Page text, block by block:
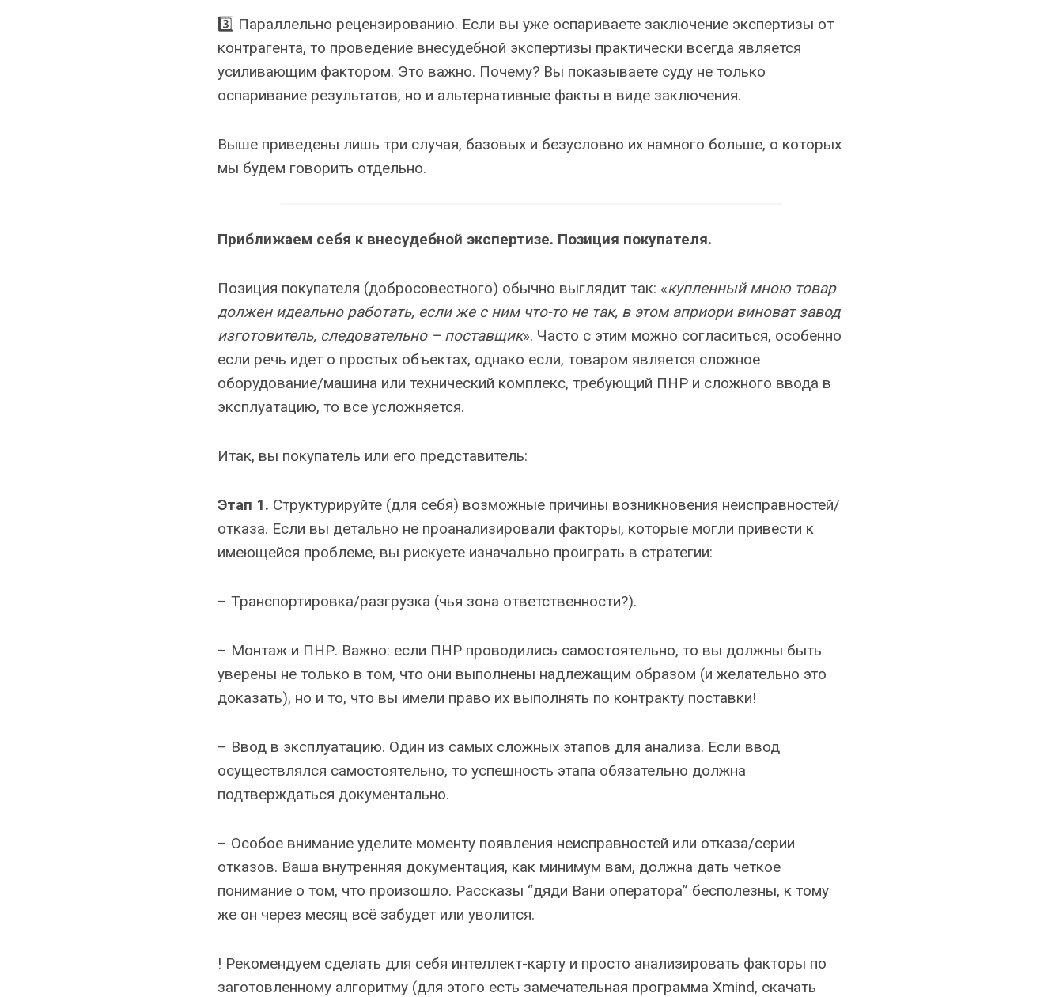
3️⃣ Параллельно рецензированию. Если вы уже оспариваете заключение экспертизы от
контрагента, то проведение внесудебной экспертизы практически всегда является
усиливающим фактором. Это важно. Почему? Вы показываете суду не только
оспаривание результатов, но и альтернативные факты в виде заключения.
Выше приведены лишь три случая, базовых и безусловно их намного больше, о которых
мы будем говорить отдельно.
Приближаем себя к внесудебной экспертизе. Позиция покупателя.
Позиция покупателя (добросовестного) обычно выглядит так: «купленный мною товар
должен идеально работать, если же с ним что-то не так, в этом априори виноват завод
изготовитель, следовательно – поставщик». Часто с этим можно согласиться, особенно
если речь идет о простых объектах, однако если, товаром является сложное
оборудование/машина или технический комплекс, требующий ПНР и сложного ввода в
эксплуатацию, то все усложняется.
Итак, вы покупатель или его представитель:
Этап 1. Структурируйте (для себя) возможные причины возникновения неисправностей/
отказа. Если вы детально не проанализировали факторы, которые могли привести к
имеющейся проблеме, вы рискуете изначально проиграть в стратегии:
– Транспортировка/разгрузка (чья зона ответственности?).
– Монтаж и ПНР. Важно: если ПНР проводились самостоятельно, то вы должны быть
уверены не только в том, что они выполнены надлежащим образом (и желательно это
доказать), но и то, что вы имели право их выполнять по контракту поставки!
– Ввод в эксплуатацию. Один из самых сложных этапов для анализа. Если ввод
осуществлялся самостоятельно, то успешность этапа обязательно должна
подтверждаться документально.
– Особое внимание уделите моменту появления неисправностей или отказа/серии
отказов. Ваша внутренняя документация, как минимум вам, должна дать четкое
понимание о том, что произошло. Рассказы “дяди Вани оператора” бесполезны, к тому
же он через месяц всё забудет или уволится.
! Рекомендуем сделать для себя интеллект-карту и просто анализировать факторы по
заготовленному алгоритму (для этого есть замечательная программа Xmind, скачать